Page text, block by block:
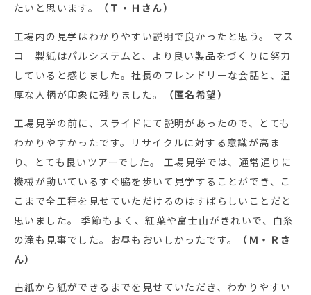
たいと思います。
（Ｔ・Ｈさん）
工場内の見学はわかりやすい説明で良かったと思う。 マス
コ―製紙はパルシステムと、より良い製品をづくりに努力
していると感じました。社長のフレンドリーな会話と、温
厚な人柄が印象に残りました。
（匿名希望）
工場見学の前に、スライドにて説明があったので、とても
わかりやすかったです。リサイクルに対する意識が高ま
り、とても良いツアーでした。 工場見学では、通常通りに
機械が動いているすぐ脇を歩いて見学することができ、こ
こまで全工程を見せていただけるのはすばらしいことだと
思いました。 季節もよく、紅葉や富士山がきれいで、白糸
の滝も見事でした。お昼もおいしかったです。
（Ｍ・Ｒさ
ん）
古紙から紙ができるまでを見せていただき、わかりやすい